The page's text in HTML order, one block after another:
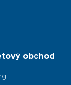
obchod